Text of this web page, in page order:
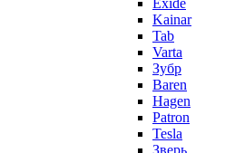
Exide
Kainar
Tab
Varta
Зубр
Baren
Hagen
Patron
Tesla
Зверь